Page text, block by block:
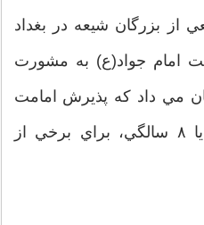
بزرگان شيعه در بغداد
امام جواد(ع) به مشورت
مي داد كه پذيرش امامت
امام محمدتقي در سن ٧ يا ٨ سالگي، براي برخي از